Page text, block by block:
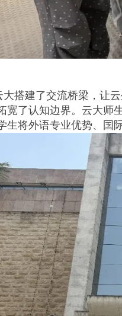
建了交流桥梁，让云
宽了认知边界。云大师
生将外语专业优势、国